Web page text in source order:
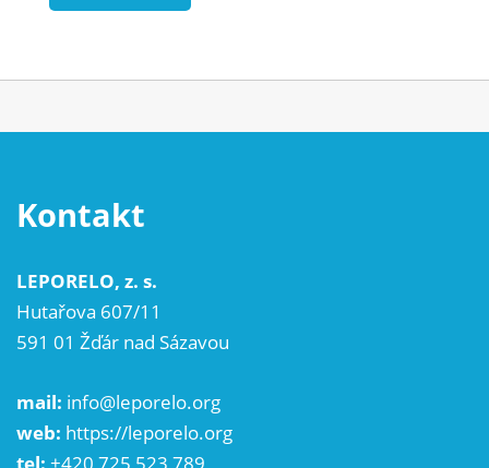
Kontakt
LEPORELO, z. s.
Hutařova 607/11
591 01 Žďár nad Sázavou
mail: info@leporelo.org
web: https://leporelo.org